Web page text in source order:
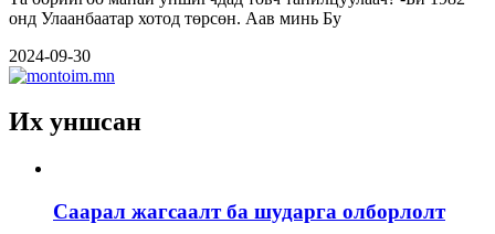
онд Улаанбаатар хотод төрсөн. Аав минь Бу
2024-09-30
Их уншсан
Саарал жагсаалт ба шударга олборлолт